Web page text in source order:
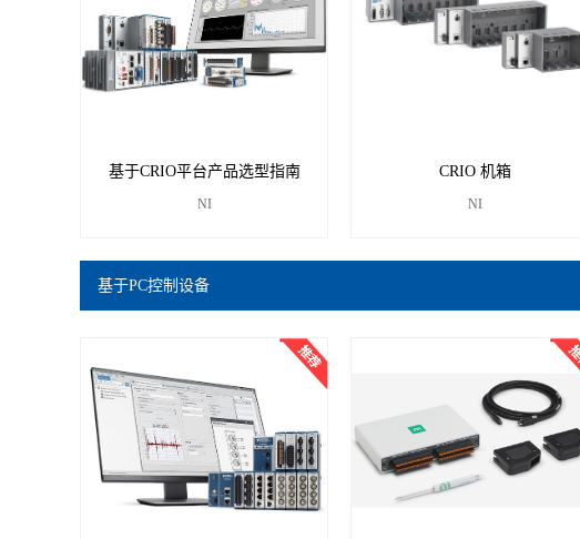
基于CRIO平台产品选型指南
NI
CRIO ​机箱
NI
基于PC控制设备